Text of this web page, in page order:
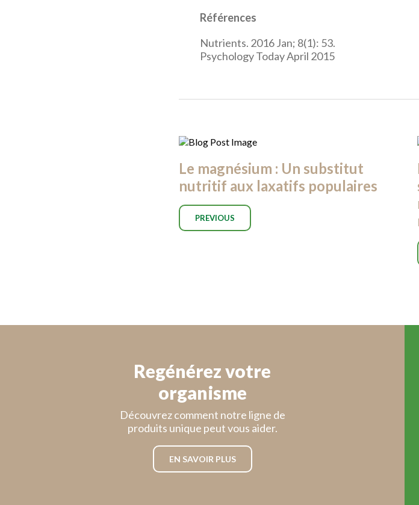
Références
Nutrients. 2016 Jan; 8(1): 53.
Psychology Today April 2015
Le magnésium : Un substitut
nutritif aux laxatifs populaires
PREVIOUS
Regénérez votre
organisme
Découvrez comment notre ligne de
produits unique peut vous aider.
EN SAVOIR PLUS